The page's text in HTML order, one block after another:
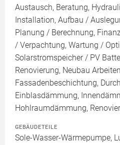
Austausch, Beratung,
Installation, Aufbau /
Planung / Berechnung,
/ Verpachtung, Wartung /
Solarstromspeicher / PV
Renovierung, Neubau
Fassadenbeschichtung,
Einblasdämmung,
Hohlraumdämmung,
GEBÄUDETEILE
Sole-Wasser-Wärmepumpe,